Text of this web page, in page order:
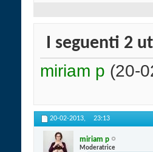
I seguenti 2
miriam p (20-
20-02-2013, 23:13
miriam p
Moderatrice